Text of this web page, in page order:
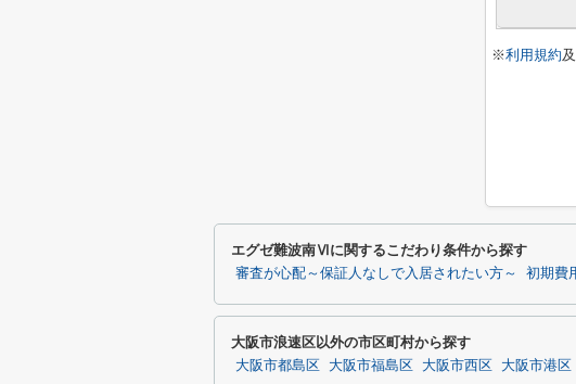
※利用規約
エグゼ難波南Ⅵに関するこだわり条件から探す
審査が心配～保証人なしで入居されたい方～ 初期費
大阪市浪速区以外の市区町村から探す
大阪市都島区 大阪市福島区 大阪市西区 大阪市港区